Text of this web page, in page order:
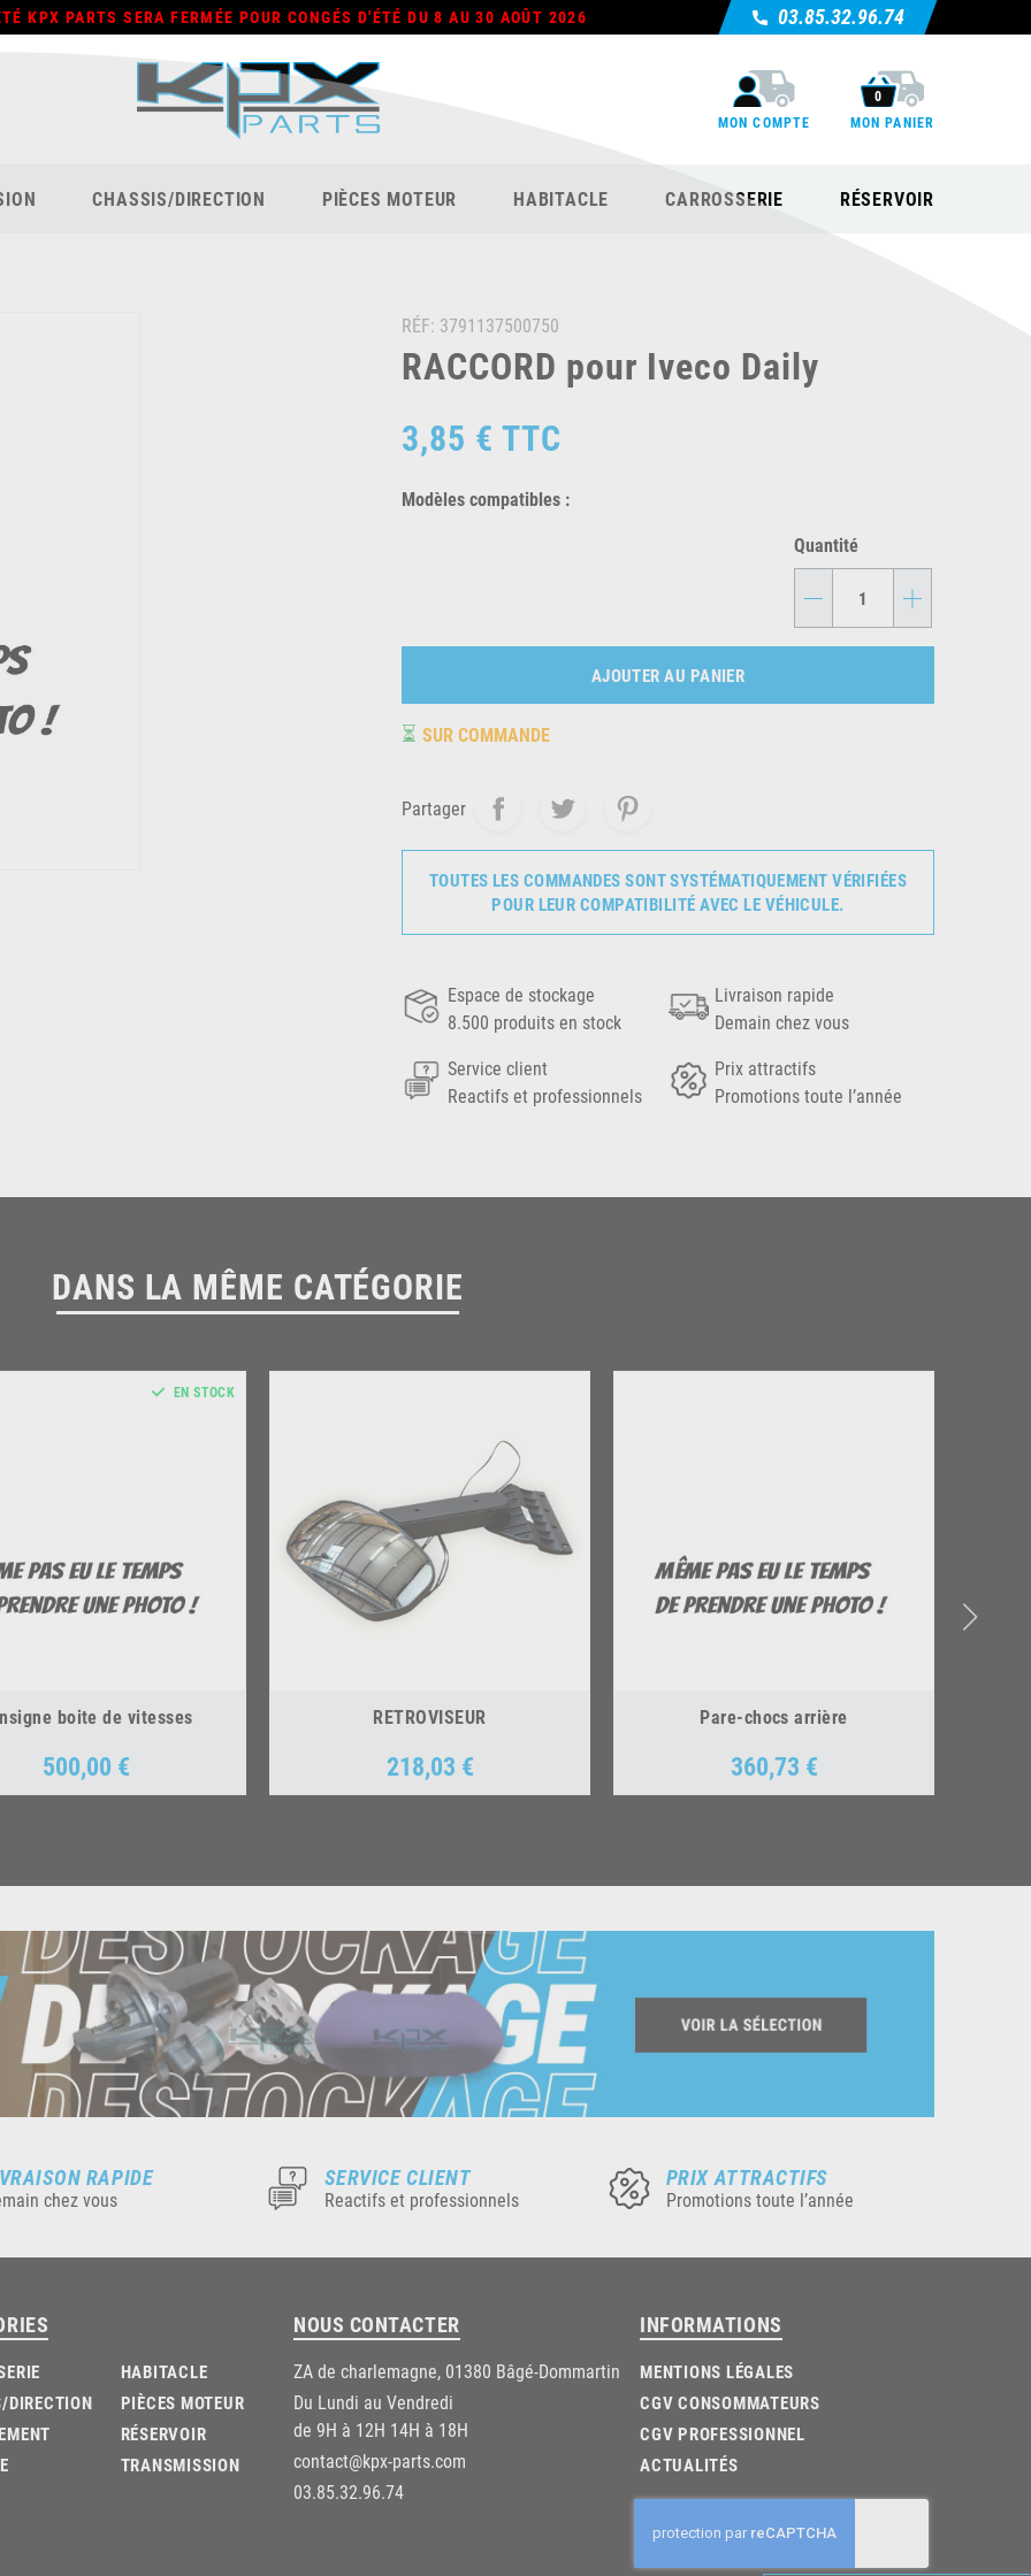
KPX PARTS SERA FERMÉE POUR CONGÉS D'ÉTÉ DU 8 AU 30 AOÛT 2026 03.85.32.96.74
MON COMPTE
0
MON PANIER
CHASSIS/DIRECTION PIÈCES MOTEUR HABITACLE CARROSSERIE RÉSERVOIR
RÉF: 3791137500750
RACCORD pour Iveco Daily
3,85 € TTC
Modèles compatibles :
Quantité
- +
AJOUTER AU PANIER
⏳ SUR COMMANDE
Partager
TOUTES LES COMMANDES SONT SYSTÉMATIQUEMENT VÉRIFIÉES
POUR LEUR COMPATIBILITÉ AVEC LE VÉHICULE.
Espace de stockage
8.500 produits en stock
Livraison rapide
Demain chez vous
Service client
Reactifs et professionnels
Prix attractifs
Promotions toute l’année
DANS LA MÊME CATÉGORIE
boite de vitesses
Prix
500,00 €
EN STOCK
RETROVISEUR
Prix
218,03 €
Pare-chocs arrière
Prix
360,73 €
RAPIDE
chez vous
SERVICE CLIENT
Reactifs et professionnels
PRIX ATTRACTIFS
Promotions toute l’année
DIRECTION
HABITACLE
PIÈCES MOTEUR
RÉSERVOIR
TRANSMISSION
NOUS CONTACTER
ZA de charlemagne, 01380 Bâgé-Dommartin
Du Lundi au Vendredi
de 9H à 12H 14H à 18H
contact@kpx-parts.com
03.85.32.96.74
INFORMATIONS
MENTIONS LÉGALES
CGV CONSOMMATEURS
CGV PROFESSIONNEL
ACTUALITÉS